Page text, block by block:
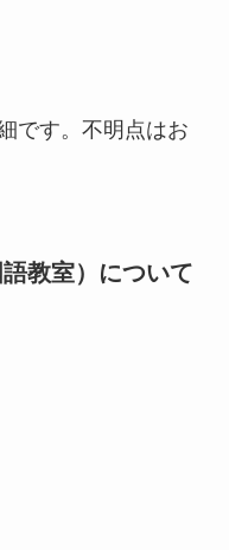
です。不明点はお
教室）について